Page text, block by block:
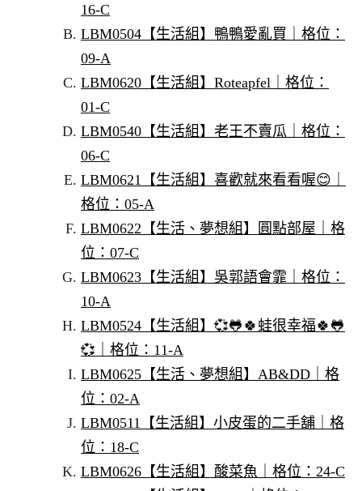
16-C
LBM0504【生活組】鴨鴨愛亂買｜格位：
09-A
LBM0620【生活組】Roteapfel｜格位：
01-C
LBM0540【生活組】老王不賣瓜｜格位：
06-C
LBM0621【生活組】喜歡就來看看喔😊｜
格位：05-A
LBM0622【生活、夢想組】圓點部屋｜格
位：07-C
LBM0623【生活組】吳郭語會霏｜格位：
10-A
LBM0524【生活組】💞🐸🍀蛙很幸福🍀🐸
💞｜格位：11-A
LBM0625【生活、夢想組】AB&DD｜格
位：02-A
LBM0511【生活組】小皮蛋的二手舖｜格
位：18-C
LBM0626【生活組】酸菜魚｜格位：24-C